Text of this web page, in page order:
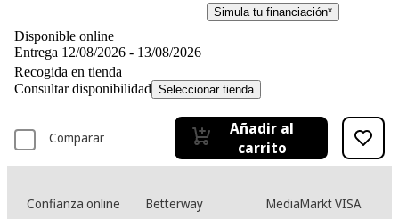
Simula tu financiación*
Disponible online
Entrega 12/08/2026 - 13/08/2026
Recogida en tienda
Consultar disponibilidad Seleccionar tienda
Comparar
Añadir al
carrito
Confianza online Betterway
MediaMarkt VISA